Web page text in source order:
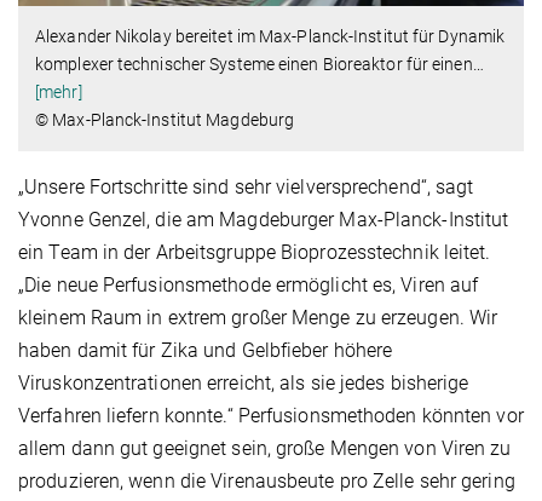
Alexander Nikolay bereitet im Max-Planck-Institut für Dynamik
komplexer technischer Systeme einen Bioreaktor für einen
[mehr]
© Max-Planck-Institut Magdeburg
„Unsere Fortschritte sind sehr vielversprechend“, sagt
Yvonne Genzel, die am Magdeburger Max-Planck-Institut
ein Team in der Arbeitsgruppe Bioprozesstechnik leitet.
„Die neue Perfusionsmethode ermöglicht es, Viren auf
kleinem Raum in extrem großer Menge zu erzeugen. Wir
haben damit für Zika und Gelbfieber höhere
Viruskonzentrationen erreicht, als sie jedes bisherige
Verfahren liefern konnte.“ Perfusionsmethoden könnten vor
allem dann gut geeignet sein, große Mengen von Viren zu
produzieren, wenn die Virenausbeute pro Zelle sehr gering